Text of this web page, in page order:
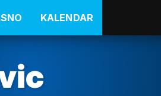
KALENDAR